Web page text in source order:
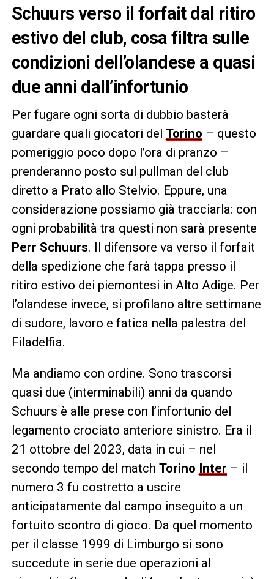
Schuurs verso il forfait dal ritiro
estivo del club, cosa filtra sulle
condizioni dell’olandese a quasi
due anni dall’infortunio
Per fugare ogni sorta di dubbio basterà
guardare quali giocatori del Torino – questo
pomeriggio poco dopo l’ora di pranzo –
prenderanno posto sul pullman del club
diretto a Prato allo Stelvio. Eppure, una
considerazione possiamo già tracciarla: con
ogni probabilità tra questi non sarà presente
Perr Schuurs. Il difensore va verso il forfait
della spedizione che farà tappa presso il
ritiro estivo dei piemontesi in Alto Adige. Per
l’olandese invece, si profilano altre settimane
di sudore, lavoro e fatica nella palestra del
Filadelfia.
Ma andiamo con ordine. Sono trascorsi
quasi due (interminabili) anni da quando
Schuurs è alle prese con l’infortunio del
legamento crociato anteriore sinistro. Era il
21 ottobre del 2023, data in cui – nel
secondo tempo del match Torino Inter – il
numero 3 fu costretto a uscire
anticipatamente dal campo inseguito a un
fortuito scontro di gioco. Da quel momento
per il classe 1999 di Limburgo si sono
succedute in serie due operazioni al